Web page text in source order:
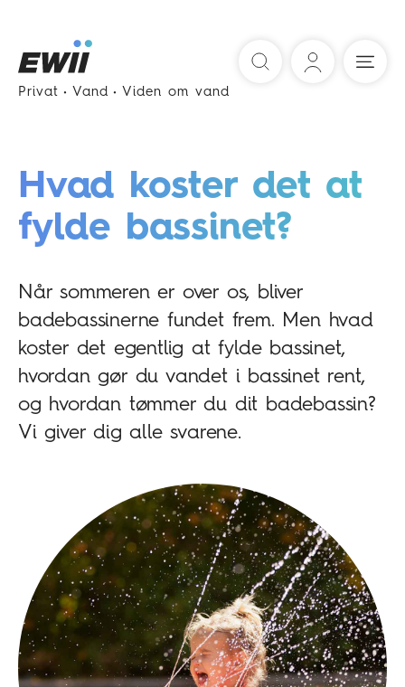
Privat Vand Viden om vand
Hvad koster det at
fylde bassinet?
Når sommeren er over os, bliver
badebassinerne fundet frem. Men hvad
koster det egentlig at fylde bassinet,
hvordan gør du vandet i bassinet rent,
og hvordan tømmer du dit badebassin?
Vi giver dig alle svarene.